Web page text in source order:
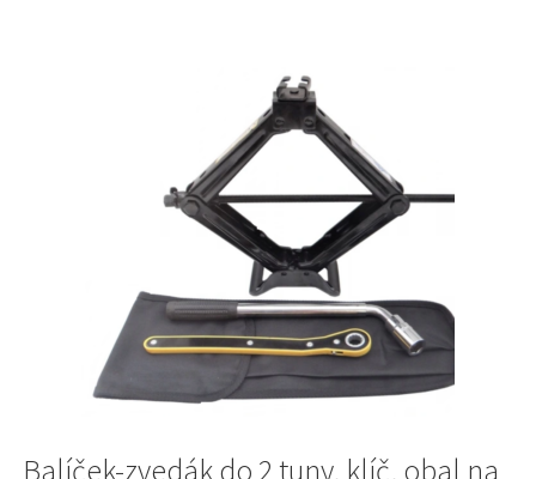
Balíček-zvedák do 2 tuny, klíč, obal na